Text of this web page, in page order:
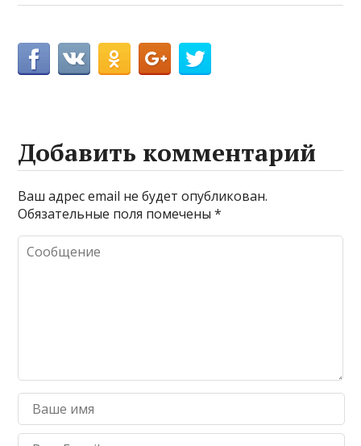
Добавить комментарий
Ваш адрес email не будет опубликован.
Обязательные поля помечены*